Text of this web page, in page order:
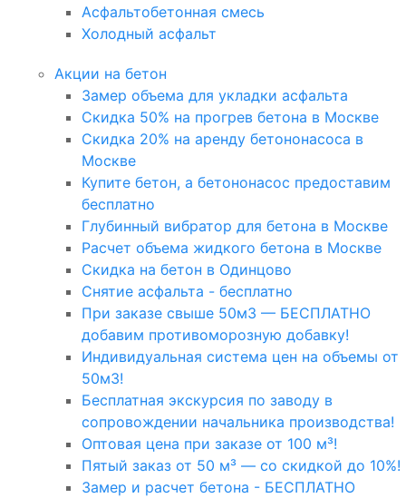
Асфальтобетонная смесь
Холодный асфальт
Акции на бетон
Замер объема для укладки асфальта
Скидка 50% на прогрев бетона в Москве
Скидка 20% на аренду бетононасоса в
Москве
Купите бетон, а бетононасос предоставим
бесплатно
Глубинный вибратор для бетона в Москве
Расчет объема жидкого бетона в Москве
Скидка на бетон в Одинцово
Снятие асфальта - бесплатно
При заказе свыше 50м3 — БЕСПЛАТНО
добавим противоморозную добавку!
Индивидуальная система цен на объемы от
50м3!
Бесплатная экскурсия по заводу в
сопровождении начальника производства!
Оптовая цена при заказе от 100 м³!
Пятый заказ от 50 м³ — со скидкой до 10%!
Замер и расчет бетона - БЕСПЛАТНО